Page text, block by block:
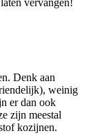
Denk aan
weinig
er dan ook
zijn meestal
kozijnen.